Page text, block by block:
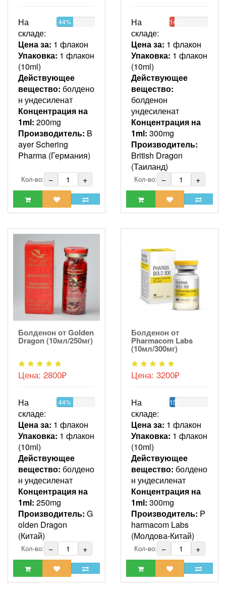
На
складе:
44%
Цена за: 1 флакон
Упаковка: 1 флакон
(10ml)
Действующее
вещество: болдено
н ундесиленат
Концентрация на
1ml: 200mg
Производитель: B
ayer Schering
Pharma (Германия)
Кол-во: − +
На
складе:
14%
Цена за: 1 флакон
Упаковка: 1 флакон
(10ml)
Действующее
вещество:
болденон
ундесиленат
Концентрация на
1ml: 300mg
Производитель:
British Dragon
(Таиланд)
Кол-во: − +
Болденон от Golden
Dragon (10мл/250мг)
Цена: 2800₽
На
складе:
44%
Цена за: 1 флакон
Упаковка: 1 флакон
(10ml)
Действующее
вещество: болдено
н ундесиленат
Концентрация на
1ml: 250mg
Производитель: G
olden Dragon
(Китай)
Кол-во: − +
Болденон от
Pharmacom Labs
(10мл/300мг)
Цена: 3200₽
На
складе:
15%
Цена за: 1 флакон
Упаковка: 1 флакон
(10ml)
Действующее
вещество: болдено
н ундесиленат
Концентрация на
1ml: 300mg
Производитель: P
harmacom Labs
(Молдова-Китай)
Кол-во: − +